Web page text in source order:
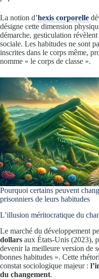
La notion d’hexis corporelle
désigne cette dimension
démarche, gesticulation
sociale. Les habitudes ne sont
inscrites dans le corps même,
nomme « le corps de classe ».
Pourquoi certains peuvent
prisonniers de leurs habitudes
L’illusion méritocratique du
Le marché du développement
dollars aux États-Unis (2023),
devenir la meilleure version de
bonnes habitudes ». Cette
constat sociologique majeur :
du changement.